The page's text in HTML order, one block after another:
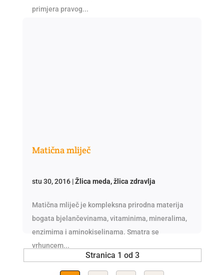
primjera pravog...
Matična mliječ
stu 30, 2016|Žlica meda, žlica zdravlja
Matična mliječ je kompleksna prirodna materija
bogata bjelančevinama, vitaminima, mineralima,
enzimima i aminokiselinama. Smatra se
vrhuncem...
Stranica 1 od 3